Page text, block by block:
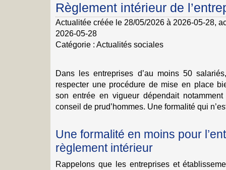
Règlement intérieur de
Actualitée créée le 28/05/2026 à 2026-05-28,
2026-05-28
Catégorie : Actualités sociales
Dans les entreprises d’au moins 50
respecter une procédure de mise en place
son entrée en vigueur dépendait
conseil de prud’hommes. Une formalité qui
Une formalité en moins pour
règlement intérieur
Rappelons que les entreprises et